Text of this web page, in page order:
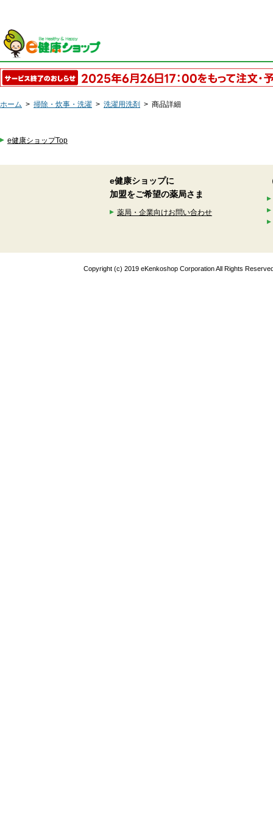
ホーム > 掃除・炊事・洗濯 > 洗濯用洗剤 > 商品詳細
e健康ショップTop
e健康ショップに
加盟をご希望の薬局さま
薬局・企業向けお問い合わせ
Copyright (c) 2019 eKenkoshop Corporation All Rights